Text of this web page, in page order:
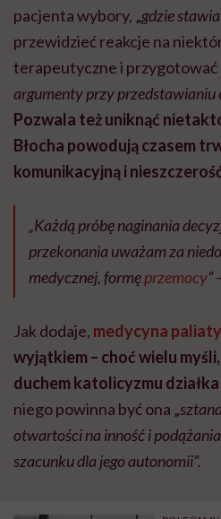
pacjenta wybory, „gdzie
przewidzieć reakcje na
terapeutyczne i przygotować
argumenty przy przedstawianiu
Pozwala też uniknąć
Błocha powodują czasem
komunikacyjną i
„Każdą próbę naginania
przekonania uważam za
medycznej, formęprzemocy”
Jak dodaje, medycyna
wyjątkiem – choć wielu
duchem katolicyzmu
niego powinna być ona „
otwartości na inność i
szacunku dla jego autonomii”.